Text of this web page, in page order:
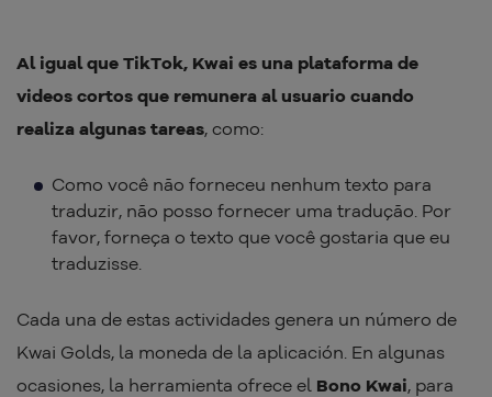
Al igual que TikTok, Kwai es una plataforma de
videos cortos que remunera al usuario cuando
realiza algunas tareas, como:
Como você não forneceu nenhum texto para
traduzir, não posso fornecer uma tradução. Por
favor, forneça o texto que você gostaria que eu
traduzisse.
Cada una de estas actividades genera un número de
Kwai Golds, la moneda de la aplicación. En algunas
ocasiones, la herramienta ofrece el Bono Kwai, para